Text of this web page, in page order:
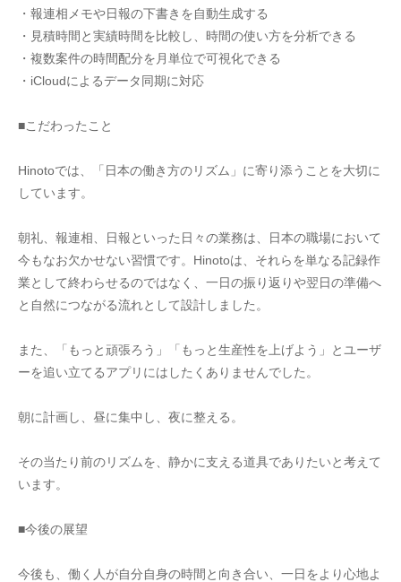
・報連相メモや日報の下書きを自動生成する
・見積時間と実績時間を比較し、時間の使い方を分析できる
・複数案件の時間配分を月単位で可視化できる
・iCloudによるデータ同期に対応
■こだわったこと
Hinotoでは、「日本の働き方のリズム」に寄り添うことを大切に
しています。
朝礼、報連相、日報といった日々の業務は、日本の職場において
今もなお欠かせない習慣です。Hinotoは、それらを単なる記録作
業として終わらせるのではなく、一日の振り返りや翌日の準備へ
と自然につながる流れとして設計しました。
また、「もっと頑張ろう」「もっと生産性を上げよう」とユーザ
ーを追い立てるアプリにはしたくありませんでした。
朝に計画し、昼に集中し、夜に整える。
その当たり前のリズムを、静かに支える道具でありたいと考えて
います。
■今後の展望
今後も、働く人が自分自身の時間と向き合い、一日をより心地よ